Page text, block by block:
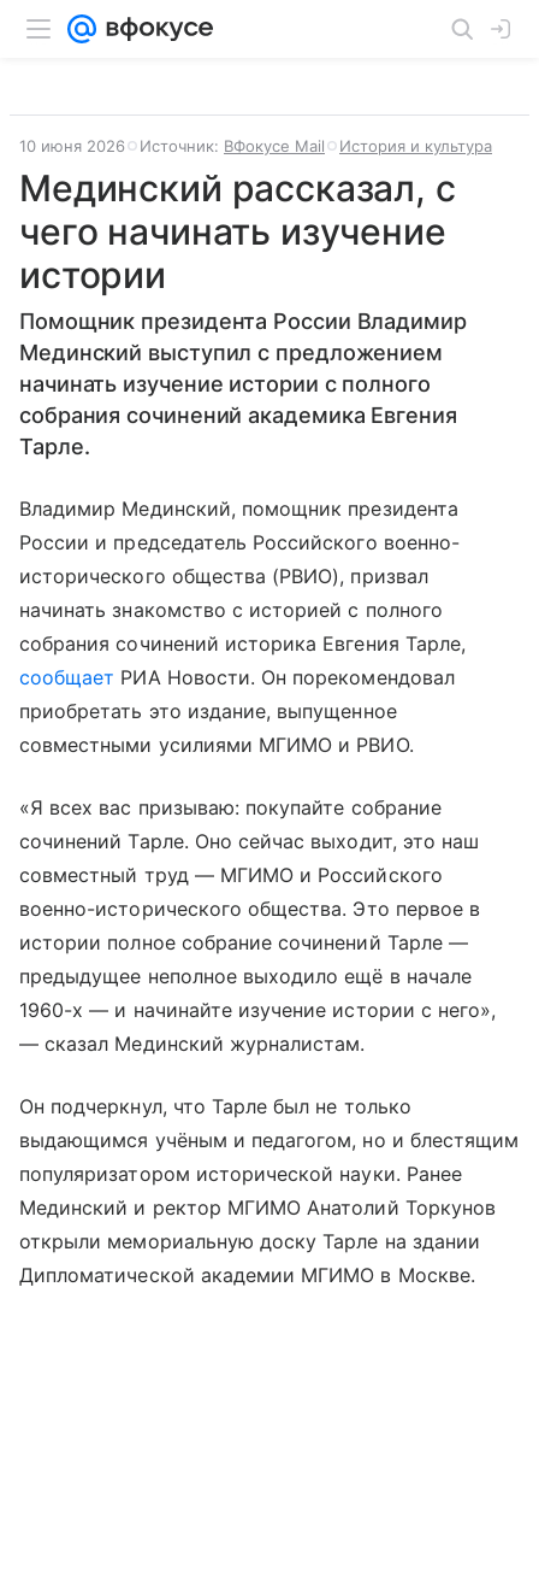
10 июня 2026 Источник: ВФокусе Mail История и культура
Мединский рассказал, с
чего начинать изучение
истории
Помощник президента России Владимир
Мединский выступил с предложением
начинать изучение истории с полного
собрания сочинений академика Евгения
Тарле.
Владимир Мединский, помощник президента
России и председатель Российского военно-
исторического общества (РВИО), призвал
начинать знакомство с историей с полного
собрания сочинений историка Евгения Тарле,
сообщает РИА Новости. Он порекомендовал
приобретать это издание, выпущенное
совместными усилиями МГИМО и РВИО.
«Я всех вас призываю: покупайте собрание
сочинений Тарле. Оно сейчас выходит, это наш
совместный труд — МГИМО и Российского
военно-исторического общества. Это первое в
истории полное собрание сочинений Тарле —
предыдущее неполное выходило ещё в начале
1960-х — и начинайте изучение истории с него»,
— сказал Мединский журналистам.
Он подчеркнул, что Тарле был не только
выдающимся учёным и педагогом, но и блестящим
популяризатором исторической науки. Ранее
Мединский и ректор МГИМО Анатолий Торкунов
открыли мемориальную доску Тарле на здании
Дипломатической академии МГИМО в Москве.